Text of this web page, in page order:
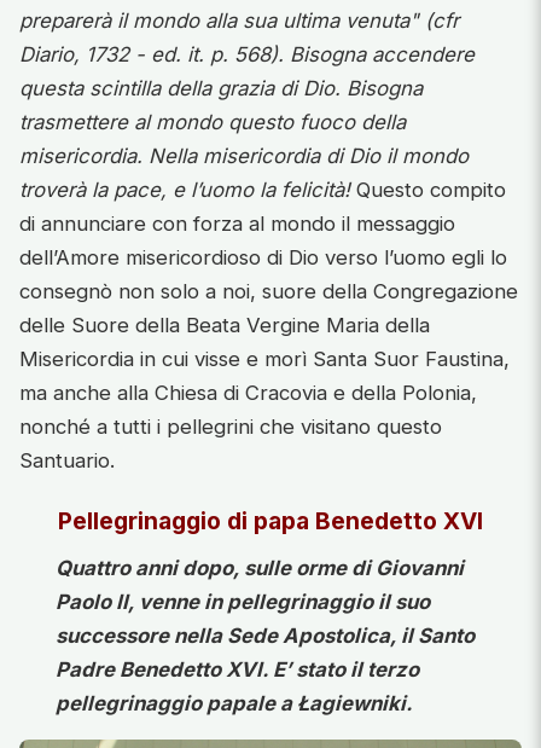
preparerà il mondo alla sua ultima venuta" (cfr
Diario, 1732 - ed. it. p. 568). Bisogna accendere
questa scintilla della grazia di Dio. Bisogna
trasmettere al mondo questo fuoco della
misericordia. Nella misericordia di Dio il mondo
troverà la pace, e l’uomo la felicità! Questo compito
di annunciare con forza al mondo il messaggio
dell’Amore misericordioso di Dio verso l’uomo egli lo
consegnò non solo a noi, suore della Congregazione
delle Suore della Beata Vergine Maria della
Misericordia in cui visse e morì Santa Suor Faustina,
ma anche alla Chiesa di Cracovia e della Polonia,
nonché a tutti i pellegrini che visitano questo
Santuario.
Pellegrinaggio di papa Benedetto XVI
Quattro anni dopo, sulle orme di Giovanni
Paolo II, venne in pellegrinaggio il suo
successore nella Sede Apostolica, il Santo
Padre Benedetto XVI. E’ stato il terzo
pellegrinaggio papale a Łagiewniki.